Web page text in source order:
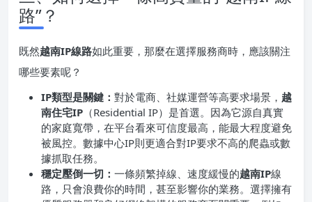
路”？
既然越南IP線路如此重要，那麼在選擇服務商時，應該關注
哪些要素呢？
IP類型是關鍵： 對於電商、社媒運營等高要求場景， 越
南住宅IP （Residential IP）是首選。因為它源自真實
的家庭寬帶，在平台看來可信度最高，能最大程度避免
被風控。數據中心IP則更適合對IP要求不高的爬蟲或數
據抓取任務。
穩定壓倒一切： 一條頻繁掉線、速度緩慢的越南IP線
路，只會浪費你的時間，甚至影響你的業務。選擇擁有